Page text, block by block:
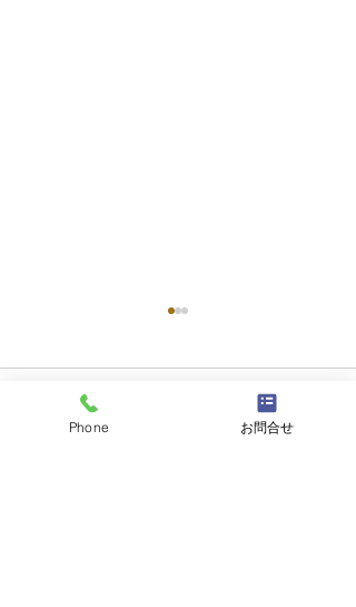
コメント
Phone お問合せ